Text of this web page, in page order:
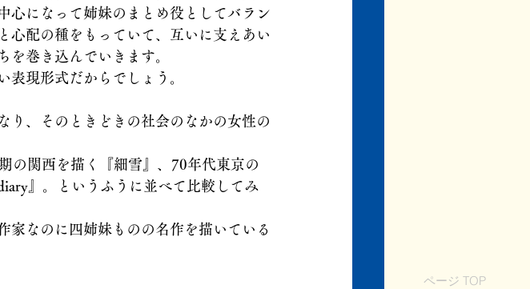
ページ TOP
心になって姉妹のまとめ役としてバラン
心配の種をもっていて、互いに支えあい
を巻き込んでいきます。
表現形式だからでしょう。
り、そのときどきの社会のなかの女性の
の関西を描く『細雪』、70年代東京の
』。というふうに並べて比較してみ
家なのに四姉妹ものの名作を描いている